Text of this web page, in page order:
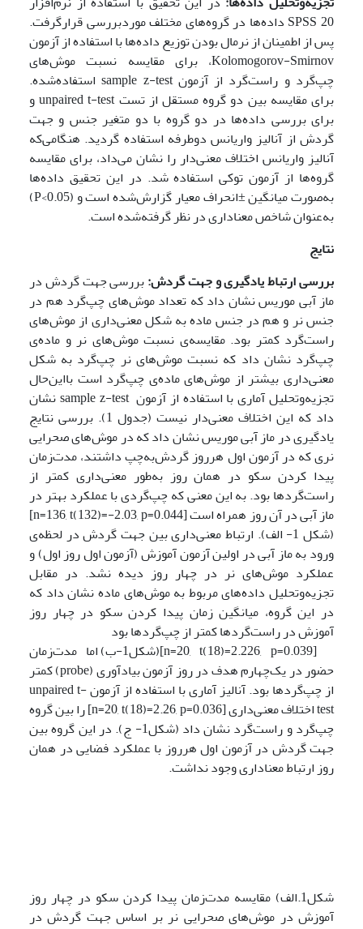
SPSS 20 داده‌ها در گروه‌های مختلف موردبررسی قرار‌گرفت.
پس از اطمینان از نرمال بودن توزیع داده‌ها با استفاده از آزمون
Kolomogorov-Smirnov، برای مقایسه نسبت موش‌های
چپ‌گرد و راست‌گرد از آزمون sample z-test استفاده‌شده.
برای مقایسه بین دو گروه مستقل از تست unpaired t-test و
برای بررسی داده‌ها در دو گروه با دو متغیر جنس و جهت
گردش از آنالیز واریانس دوطرفه استفاده گردید. هنگامی‌که
آنالیز واریانس اختلاف معنی‌دار را نشان می‌داد، برای مقایسه
گروه‌ها از آزمون توکی استفاده شد. در این تحقیق داده‌ها
به‌صورت میانگین ±انحراف معیار گزارش‌شده است و (0.05>P)
به‌عنوان شاخص معناداری در نظر گرفته‌شده است.
نتایج
بررسی ارتباط یادگیری و جهت گردش:بررسی جهت گردش در
ماز آبی موریس نشان داد که تعداد موش‌های چپ‌گرد هم در
جنس نر و هم در جنس ماده به شکل معنی‌داری از موش‌های
راست‌گرد کمتر بود. مقایسه‌ی نسبت موش‌های نر و ماده‌ی
چپ‌گرد نشان داد که نسبت موش‌های نر چپ‌گرد به شکل
معنی‌داری بیشتر از موش‌های ماده‌ی چپ‌گرد است بااین‌حال
تجزیه‌وتحلیل آماری با استفاده از آزمون sample z-test نشان
داد که این اختلاف معنی‌دار نیست (جدول 1). بررسی‌ نتایج
یادگیری در ماز آبی موریس نشان داد که در موش‌های صحرایی
نری که در آزمون اول هرروز گردش‌به‌چپ داشتند، مدت‌زمان
پیدا کردن سکو در همان روز به‌طور معنی‌داری کمتر از
راست‌گردها بود. به این معنی که چپ‌گردی با عملکرد بهتر در
ماز آبی در آن روز همراه ‌است [n=136, t(132)=-2.03, p=0.044]
(شکل 1- الف). ارتباط معنی‌داری بین جهت گردش در لحظه‌ی
ورود به ماز آبی در اولین آزمون آموزش (آزمون اول روز اول) و
عملکرد موش‌های نر در چهار روز دیده نشد. در مقابل
تجزیه‌وتحلیل داده‌های مربوط به موش‌های ماده نشان داد که
در این گروه، میانگین زمان پیدا کردن سکو در چهار روز
آموزش در راست‌گردها کمتر از چپ‌گردها بود
[n=20, t(18)=2.226, p=0.039](شکل1-ب) اما مدت‌زمان
حضور در یک‌چهارم هدف در روز آزمون بیادآوری (probe) کمتر
از چپ‌گردها بود. آنالیز آماری با استفاده از آزمون unpaired t-
test اختلاف معنی‌داری [n=20, t(18)=2.26, p=0.036] را بین گروه
چپ‌گرد و راست‌گرد نشان داد (شکل1- ج). در این گروه بین
جهت گردش در آزمون اول هرروز با عملکرد فضایی در همان
روز ارتباط معناداری وجود نداشت.
شکل1.الف) مقایسه مدت‌زمان پیدا کردن سکو در چهار روز
آموزش در موش‌های صحرایی نر بر اساس جهت گردش در